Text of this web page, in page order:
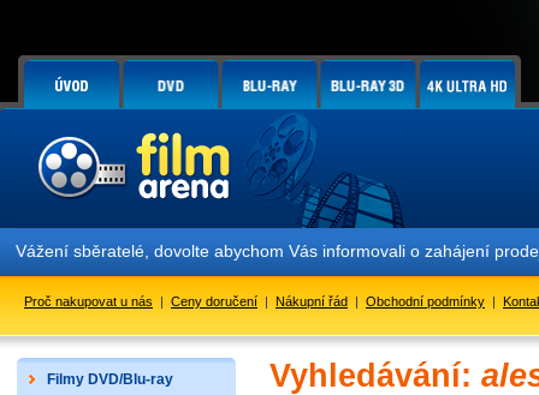
Vážení sběratelé, dovolte abychom Vás informovali o zahájení
Proč nakupovat u nás | Ceny doručení | Nákupní řád | Obchodní podmínky |
Filmy DVD/Blu-ray
Vyhledávání: